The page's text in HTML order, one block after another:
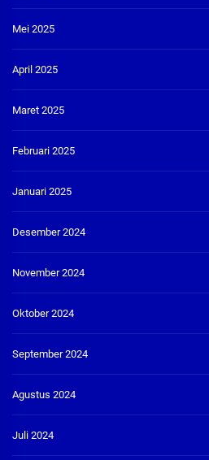
Mei 2025
April 2025
Maret 2025
Februari 2025
Januari 2025
Desember 2024
November 2024
Oktober 2024
September 2024
Agustus 2024
Juli 2024